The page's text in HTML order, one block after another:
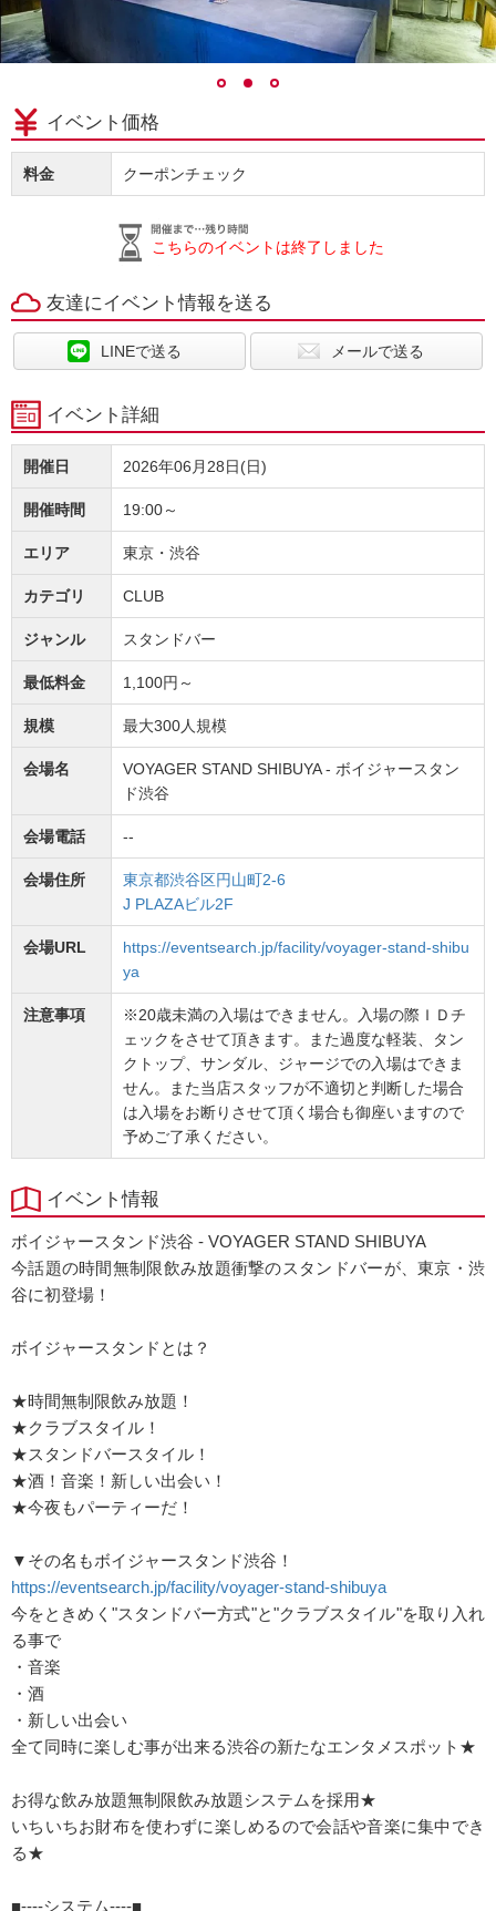
イベント価格
料金 クーポンチェック
こちらのイベントは終了しました
友達にイベント情報を送る
LINEで送る メールで送る
イベント詳細
開催日 2026年06月28日(日)
開催時間 19:00～
エリア 東京・渋谷
カテゴリ CLUB
ジャンル スタンドバー
最低料金 1,100円～
規模 最大300人規模
会場名
VOYAGER STAND SHIBUYA - ボイジャースタン
ド渋谷
会場電話 --
会場住所
東京都渋谷区円山町2-6
J PLAZAビル2F
会場URL
https://eventsearch.jp/facility/voyager-stand-shibu
ya
注意事項
※20歳未満の入場はできません。入場の際ＩＤチ
ェックをさせて頂きます。また過度な軽装、タン
クトップ、サンダル、ジャージでの入場はできま
せん。また当店スタッフが不適切と判断した場合
は入場をお断りさせて頂く場合も御座いますので
予めご了承ください。
イベント情報
ボイジャースタンド渋谷 - VOYAGER STAND SHIBUYA
今話題の時間無制限飲み放題衝撃のスタンドバーが、東京・渋
谷に初登場！
ボイジャースタンドとは？
★時間無制限飲み放題！
★クラブスタイル！
★スタンドバースタイル！
★酒！音楽！新しい出会い！
★今夜もパーティーだ！
▼その名もボイジャースタンド渋谷！
https://eventsearch.jp/facility/voyager-stand-shibuya
今をときめく"スタンドバー方式"と"クラブスタイル"を取り入れ
る事で
・音楽
・酒
・新しい出会い
全て同時に楽しむ事が出来る渋谷の新たなエンタメスポット★
お得な飲み放題無制限飲み放題システムを採用★
いちいちお財布を使わずに楽しめるので会話や音楽に集中でき
る★
■----システム----■